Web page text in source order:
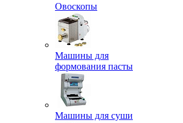
Овоскопы
Машины для
формования пасты
Машины для суши